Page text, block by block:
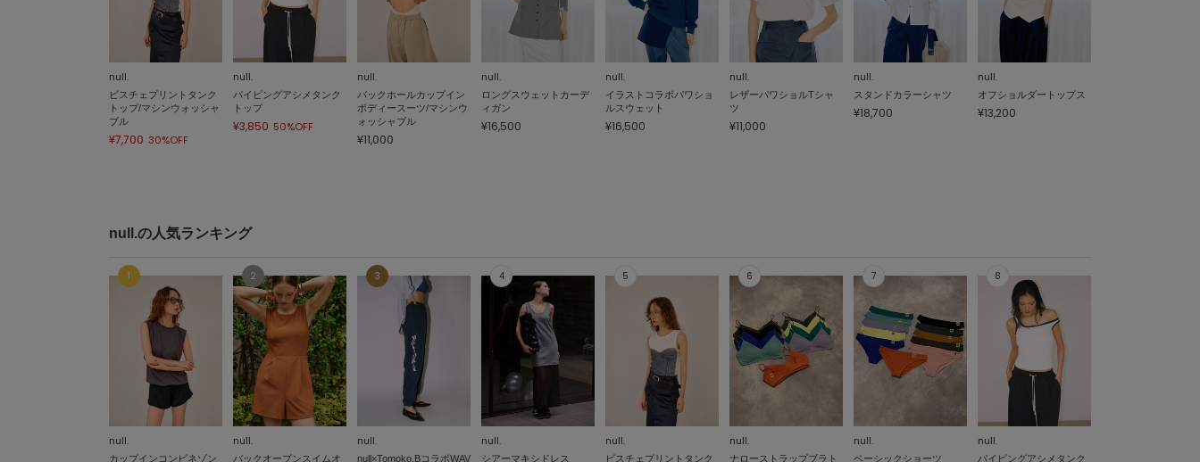
null.
ビスチェプリントタンク
トップ/マシンウォッシャ
ブル
¥7,700 30%OFF
null.
パイピングアシメタンク
トップ
¥3,850 50%OFF
null.
バックホールカップイン
ボディースーツ/マシンウ
ォッシャブル
¥11,000
null.
ロングスウェットカーデ
ィガン
¥16,500
null.
イラストコラボパワショ
ルスウェット
¥16,500
null.
レザーパワショルTシャ
ツ
¥11,000
null.
スタンドカラーシャツ
¥18,700
null.
オフショルダートップス
¥13,200
null.の人気ランキング
null.
カップインコンビネゾン
null.
バックオープンスイムオ
null.
null×Tomoko.BコラボWAV
null.
シアーマキシドレス
null.
ビスチェプリントタンク
null.
ナローストラップブラト
null.
ベーシックショーツ
null.
パイピングアシメタンク